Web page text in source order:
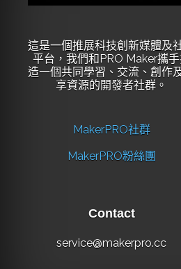
這是一個推展科技創新媒體及
平台，我們和PRO Maker攜
造一個共同學習、交流、創作
享資源的開發者社群。
MakerPRO社群
MakerPRO粉絲團
Contact
service@makerpro.cc